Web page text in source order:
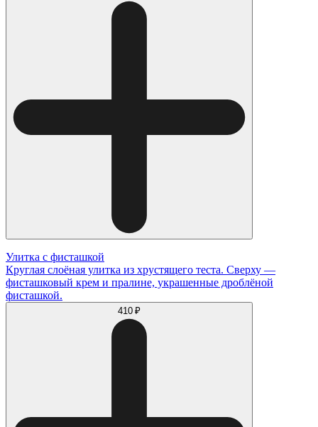
Улитка с фисташкой
Круглая слоёная улитка из хрустящего теста. Сверху —
фисташковый крем и пралине, украшенные дроблёной
фисташкой.
410 ₽